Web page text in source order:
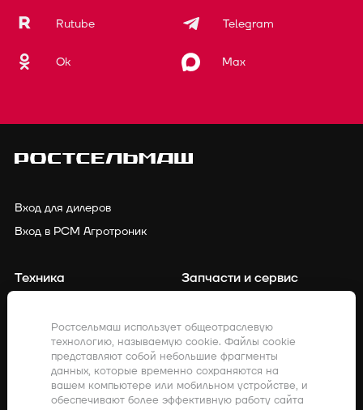
Rutube Telegram
Ok Max
Вход для дилеров
Вход в РСМ Агротроник
Техника
Точное земледелие
Закупки
Запчасти и сервис
Клиенты о нас
Акции
Ростсельмаш использует общеотраслевую
технологию, называемую cookie. Файлы cookie
представляют собой небольшие фрагменты
данных, которые временно сохраняются на
вашем компьютере или мобильном устройстве, и
обеспечивают более эффективную работу сайта